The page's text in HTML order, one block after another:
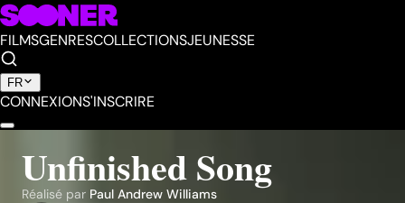
FILMSGENRESCOLLECTIONSJEUNESSE
FR
CONNEXIONS'INSCRIRE
Unfinished Song
Réalisé par Paul Andrew Williams